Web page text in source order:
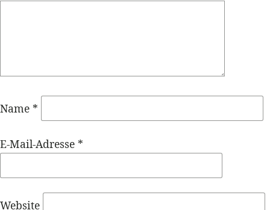
Name *
E-Mail-Adresse *
Website